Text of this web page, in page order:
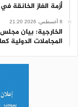
أزمة الغاز الخانقة
8 أغسطس، 2026 21:20
الخارجية: بيان
المجاملات الدولية